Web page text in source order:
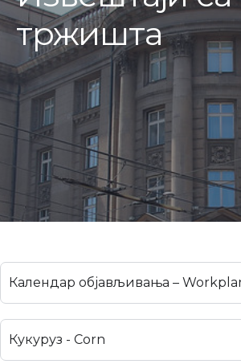
тржишта
Календар објављивања –
Кукуруз - Corn